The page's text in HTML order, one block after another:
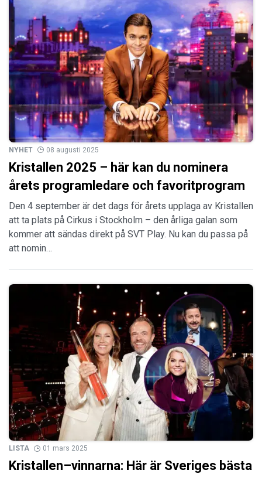
NYHET 08 augusti 2025
Kristallen 2025 – här kan du nominera
årets programledare och favoritprogram
Den 4 september är det dags för årets upplaga av Kristallen
att ta plats på Cirkus i Stockholm – den årliga galan som
kommer att sändas direkt på SVT Play. Nu kan du passa på
att nomin…
LISTA 01 mars 2025
Kristallen–vinnarna: Här är Sveriges bästa